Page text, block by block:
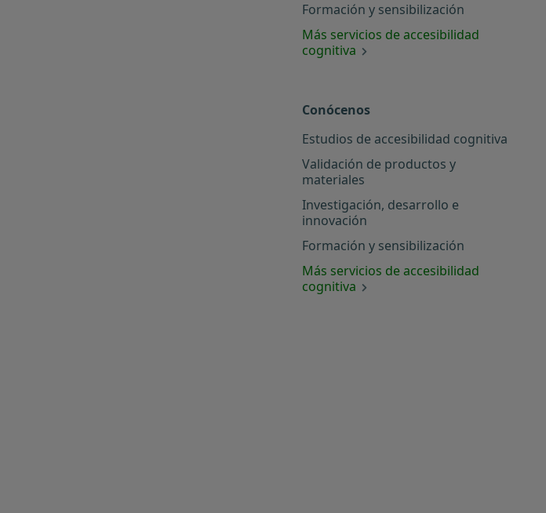
Formación y sensibilización
Más servicios de accesibilidad
cognitiva
Conócenos
Estudios de accesibilidad cognitiva
Validación de productos y
materiales
Investigación, desarrollo e
innovación
Formación y sensibilización
Más servicios de accesibilidad
cognitiva